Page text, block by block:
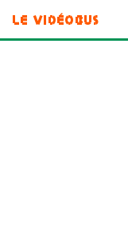
Le Vidéobus